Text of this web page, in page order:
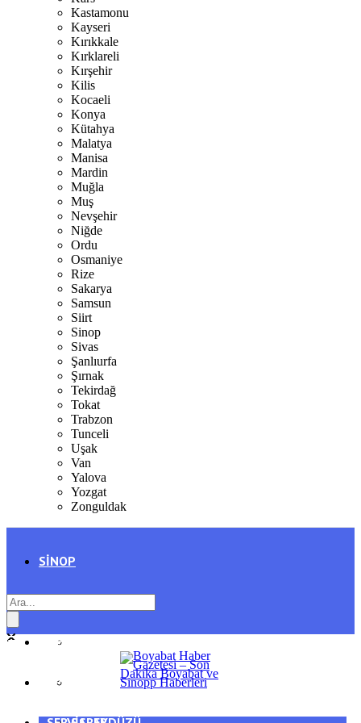
Kastamonu
Kayseri
Kırıkkale
Kırklareli
Kırşehir
Kilis
Kocaeli
Konya
Kütahya
Malatya
Manisa
Mardin
Muğla
Muş
Nevşehir
Niğde
Ordu
Osmaniye
Rize
Sakarya
Samsun
Siirt
Sinop
Sivas
Şanlıurfa
Şırnak
Tekirdağ
Tokat
Trabzon
Tunceli
Uşak
Van
Yalova
Yozgat
Zonguldak
SINOP
AYANCIK
GENEL
SPOR